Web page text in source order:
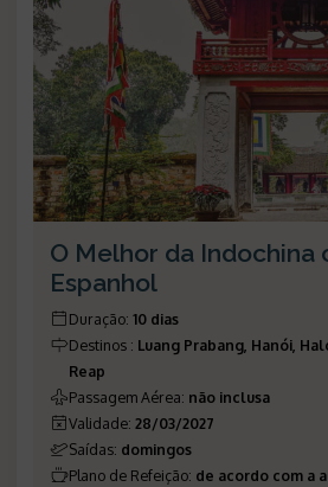
O Melhor da Indochina
Espanhol
Duração: 10 dias
Destinos : Luang Prabang, Hanói,
Reap
Passagem Aérea: não inclusa
Validade: 28/03/2027
Saídas: domingos
Plano de Refeição: de acordo com a